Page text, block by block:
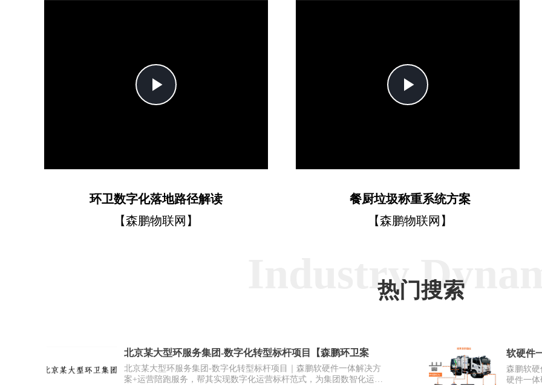
Play
环卫数字化落地路径解读
【森鹏物联网】
Play
餐厨垃圾称重系统方案
【森鹏物联网】
北京某大型环服务集团-数字化转型标杆项目【森鹏环卫案
例】
北京某大型环服务集团-数字化转型标杆项目｜森鹏软硬件一体解决方
案+运营陪跑服务，帮其实现数字化运营标杆范式，为集团数智化运营
Industry热门搜索
软硬件
森鹏软
硬件一